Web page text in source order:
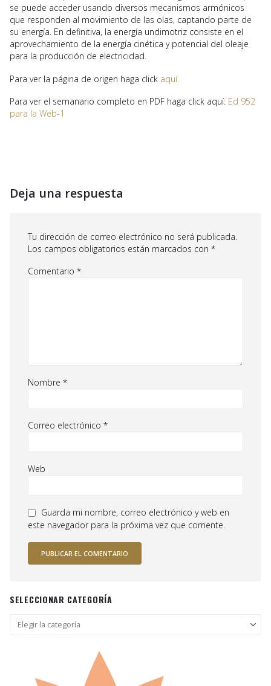
se puede acceder usando diversos mecanismos armónicos
que responden al movimiento de las olas, captando parte de
su energía. En definitiva, la energía undimotriz consiste en el
aprovechamiento de la energía cinética y potencial del oleaje
para la producción de electricidad.
Para ver la página de origen haga click aquí.
Para ver el semanario completo en PDF haga click aquí: Ed 952
para la Web-1
Deja una respuesta
Tu dirección de correo electrónico no será publicada.
Los campos obligatorios están marcados con *
Comentario *
Nombre *
Correo electrónico *
Web
Guarda mi nombre, correo electrónico y web en
este navegador para la próxima vez que comente.
SELECCIONAR CATEGORÍA
Seleccionar
categoría